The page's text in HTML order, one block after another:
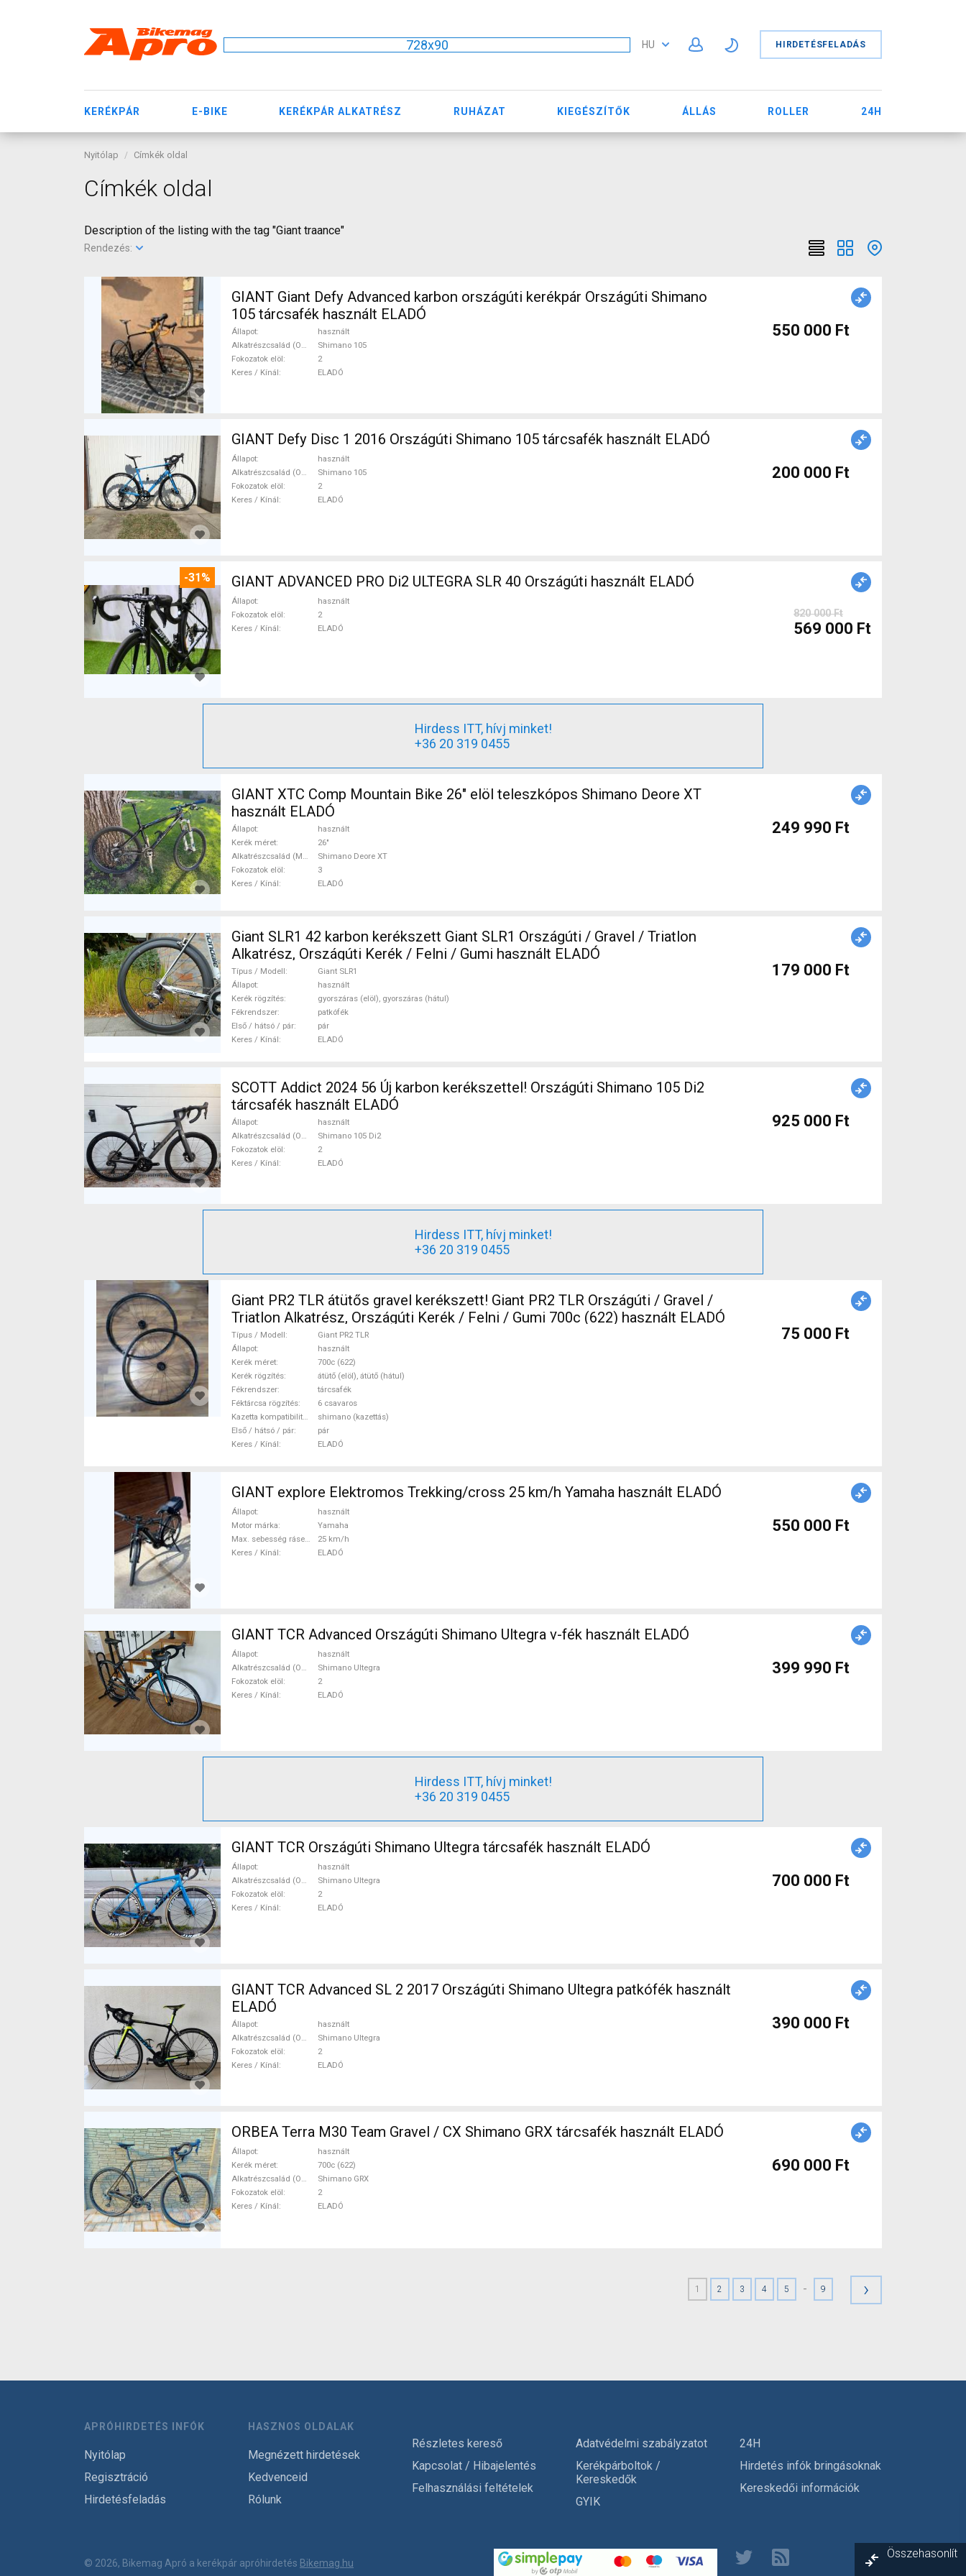
728x90 HU HIRDETÉSFELADÁS
KERÉKPÁR E-BIKE KERÉKPÁR ALKATRÉSZ RUHÁZAT KIEGÉSZÍTŐK ÁLLÁS ROLLER 24H
Nyitólap Címkék oldal
Címkék oldal
Description of the listing with the tag "Giant traance"
Rendezés:
GIANT Giant Defy Advanced karbon országúti kerékpár Országúti Shimano
105 tárcsafék használt ELADÓ
Állapot
használt
Alkatrészcsalád (Outi)
Shimano 105
Fokozatok elöl
2
Keres / Kínál
ELADÓ
550 000 Ft
GIANT Defy Disc 1 2016 Országúti Shimano 105 tárcsafék használt ELADÓ
Állapot
használt
Alkatrészcsalád (Outi)
Shimano 105
Fokozatok elöl
2
Keres / Kínál
ELADÓ
200 000 Ft
-31% GIANT ADVANCED PRO Di2 ULTEGRA SLR 40 Országúti használt ELADÓ
Állapot
használt
Fokozatok elöl
2
Keres / Kínál
ELADÓ
820 000 Ft
569 000 Ft
Hirdess ITT, hívj minket!
+36 20 319 0455
GIANT XTC Comp Mountain Bike 26" elöl teleszkópos Shimano Deore XT
használt ELADÓ
Állapot
használt
Kerék méret
26"
Alkatrészcsalád (MTB)
Shimano Deore XT
Fokozatok elöl
3
Keres / Kínál
ELADÓ
249 990 Ft
Giant SLR1 42 karbon kerékszett Giant SLR1 Országúti / Gravel / Triatlon
Alkatrész, Országúti Kerék / Felni / Gumi használt ELADÓ
Típus / Modell
Giant SLR1
Állapot
használt
Kerék rögzítés
gyorszáras (elöl), gyorszáras (hátul)
Fékrendszer
patkófék
Első / hátsó / pár
pár
Keres / Kínál
ELADÓ
179 000 Ft
SCOTT Addict 2024 56 Új karbon kerékszettel! Országúti Shimano 105 Di2
tárcsafék használt ELADÓ
Állapot
használt
Alkatrészcsalád (Outi)
Shimano 105 Di2
Fokozatok elöl
2
Keres / Kínál
ELADÓ
925 000 Ft
Hirdess ITT, hívj minket!
+36 20 319 0455
Giant PR2 TLR átütős gravel kerékszett! Giant PR2 TLR Országúti / Gravel /
Triatlon Alkatrész, Országúti Kerék / Felni / Gumi 700c (622) használt ELADÓ
Típus / Modell
Giant PR2 TLR
Állapot
használt
Kerék méret
700c (622)
Kerék rögzítés
átütő (elöl), átütő (hátul)
Fékrendszer
tárcsafék
Féktárcsa rögzítés
6 csavaros
Kazetta kompatibilitás
shimano (kazettás)
Első / hátsó / pár
pár
Keres / Kínál
ELADÓ
75 000 Ft
GIANT explore Elektromos Trekking/cross 25 km/h Yamaha használt ELADÓ
Állapot
használt
Motor márka
Yamaha
Max. sebesség rásegítéssel
25 km/h
Keres / Kínál
ELADÓ
550 000 Ft
GIANT TCR Advanced Országúti Shimano Ultegra v-fék használt ELADÓ
Állapot
használt
Alkatrészcsalád (Outi)
Shimano Ultegra
Fokozatok elöl
2
Keres / Kínál
ELADÓ
399 990 Ft
Hirdess ITT, hívj minket!
+36 20 319 0455
GIANT TCR Országúti Shimano Ultegra tárcsafék használt ELADÓ
Állapot
használt
Alkatrészcsalád (Outi)
Shimano Ultegra
Fokozatok elöl
2
Keres / Kínál
ELADÓ
700 000 Ft
GIANT TCR Advanced SL 2 2017 Országúti Shimano Ultegra patkófék használt
ELADÓ
Állapot
használt
Alkatrészcsalád (Outi)
Shimano Ultegra
Fokozatok elöl
2
Keres / Kínál
ELADÓ
390 000 Ft
ORBEA Terra M30 Team Gravel / CX Shimano GRX tárcsafék használt ELADÓ
Állapot
használt
Kerék méret
700c (622)
Alkatrészcsalád (Outi)
Shimano GRX
Fokozatok elöl
2
Keres / Kínál
ELADÓ
690 000 Ft
1 2 3 4 5 - 9 ›
APRÓHIRDETÉS INFÓK
Nyitólap
Regisztráció
Hirdetésfeladás
HASZNOS OLDALAK
Megnézett hirdetések
Kedvenceid
Rólunk
Részletes kereső
Kapcsolat / Hibajelentés
Felhasználási feltételek
Adatvédelmi szabályzatot
Kerékpárboltok /
Kereskedők
GYIK
24H
Hirdetés infók bringásoknak
Kereskedői információk
© 2026, Bikemag Apró a kerékpár apróhirdetés Bikemag.hu
Összehasonlít